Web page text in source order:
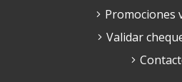
Promociones
Validar